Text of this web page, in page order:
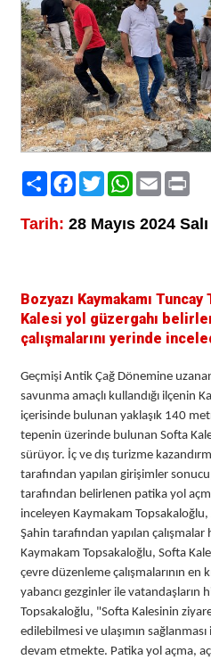
PaylaşFacebook
TwitterWhatsApp
Email
Tarih: 28 Mayıs 2024
Bozyazı Kaymakamı
Kalesi yol güzergahı
çalışmalarını yerinde
Geçmişi Antik Çağ Dönemine
savunma amaçlı kullandığı ilçenin
içerisinde bulunan yaklaşık 140
tepenin üzerinde bulunan Softa
sürüyor. İç ve dış turizme
tarafından yapılan girişimler
tarafından belirlenen patika yol
inceleyen Kaymakam
Şahin tarafından yapılan
Kaymakam Topsakaloğlu, Softa
çevre düzenleme çalışmalarının en
yabancı gezginler ile vatandaşların
Topsakaloğlu, "Softa Kalesinin
edilebilmesi ve ulaşımın sağlanması
devam etmekte. Patika yol açma,